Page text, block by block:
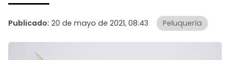
Publicado: 20 de mayo de 2021, 08:43 Peluquería